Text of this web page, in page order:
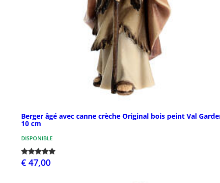
Berger âgé avec canne crèche Original bois peint Val
10 cm
DISPONIBLE
€ 47,00